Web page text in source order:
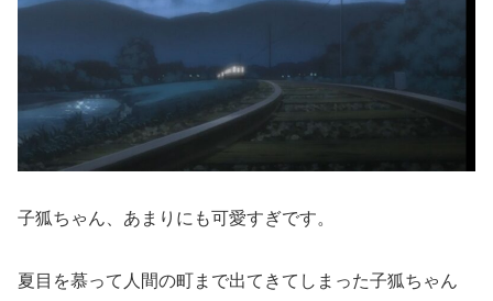
子狐ちゃん、あまりにも可愛すぎです。
夏目を慕って人間の町まで出てきてしまった子狐ちゃん